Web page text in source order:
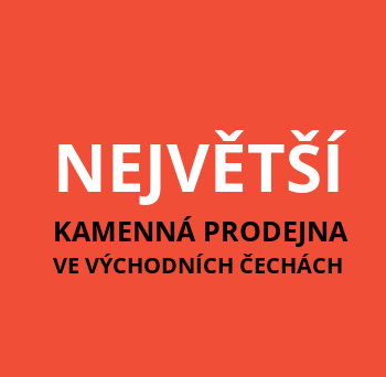
NEJVĚTŠÍ
KAMENNÁ PRODEJNA
VE VÝCHODNÍCH ČECHÁCH